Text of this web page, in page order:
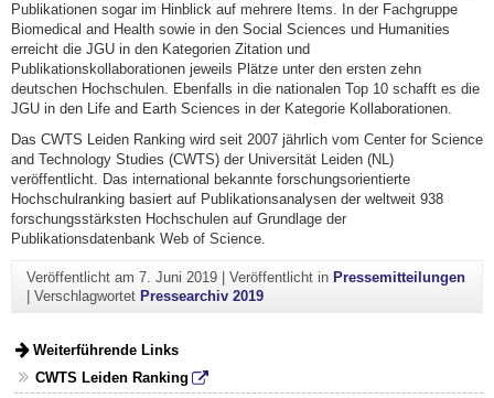
Publikationen sogar im Hinblick auf mehrere Items. In der Fachgruppe
Biomedical and Health sowie in den Social Sciences und Humanities
erreicht die JGU in den Kategorien Zitation und
Publikationskollaborationen jeweils Plätze unter den ersten zehn
deutschen Hochschulen. Ebenfalls in die nationalen Top 10 schafft es die
JGU in den Life and Earth Sciences in der Kategorie Kollaborationen.
Das CWTS Leiden Ranking wird seit 2007 jährlich vom Center for Science
and Technology Studies (CWTS) der Universität Leiden (NL)
veröffentlicht. Das international bekannte forschungsorientierte
Hochschulranking basiert auf Publikationsanalysen der weltweit 938
forschungsstärksten Hochschulen auf Grundlage der
Publikationsdatenbank Web of Science.
Veröffentlicht am 7. Juni 2019| Veröffentlicht in Pressemitteilungen
Verschlagwortet Pressearchiv 2019
Weiterführende Links
CWTS Leiden Ranking